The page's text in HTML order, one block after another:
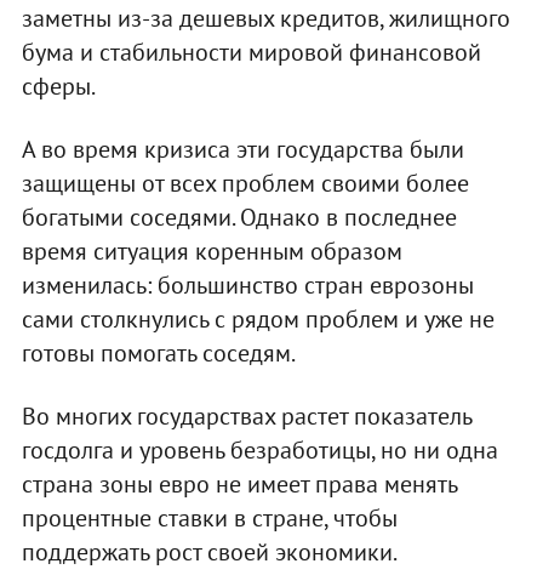
заметны из-за дешевых кредитов, жилищного
бума и стабильности мировой финансовой
сферы.
А во время кризиса эти государства были
защищены от всех проблем своими более
богатыми соседями. Однако в последнее
время ситуация коренным образом
изменилась: большинство стран еврозоны
сами столкнулись с рядом проблем и уже не
готовы помогать соседям.
Во многих государствах растет показатель
госдолга и уровень безработицы, но ни одна
страна зоны евро не имеет права менять
процентные ставки в стране, чтобы
поддержать рост своей экономики.